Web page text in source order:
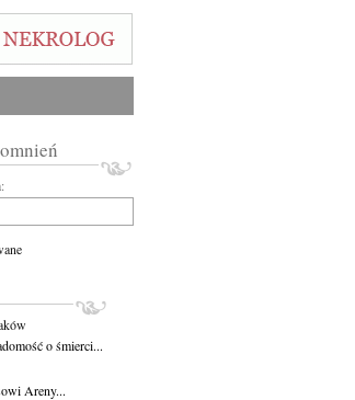
o śmierci...
Areny...